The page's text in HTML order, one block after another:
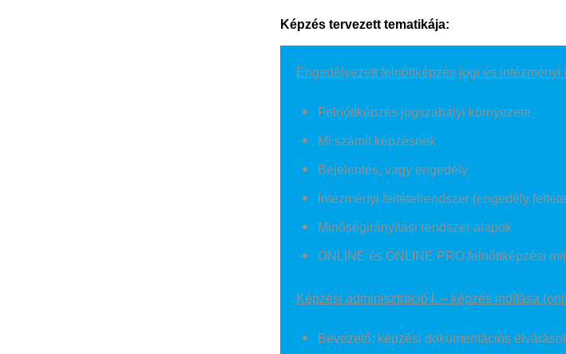
Képzés tervezett tematikája:
Engedélyezett felnőttképzés jogi és
Felnőttképzés jogszabályi környezete
Mi számít képzésnek
Bejelentés, vagy engedély
Intézményi feltételrendszer (engedély
Minőségirányítási rendszer alapok
ONLINE és ONLINE PRO felnőttképzési
Képzési adminisztráció I. – képzés indítása
Bevezető: képzési dokumentációs